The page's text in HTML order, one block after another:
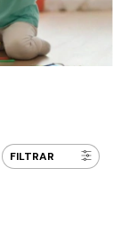
FILTRAR